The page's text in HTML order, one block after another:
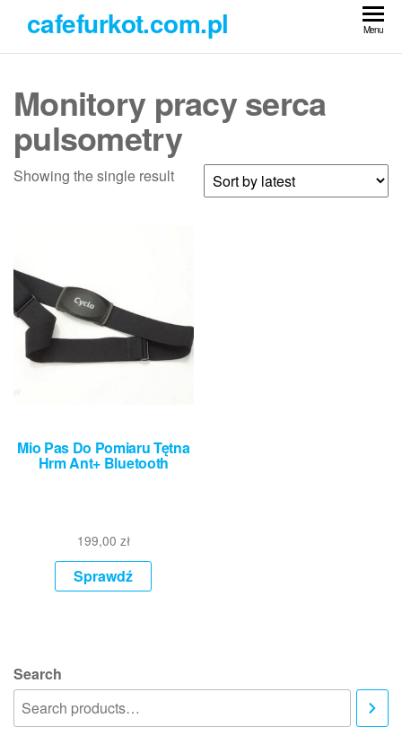
treści
cafefurkot.com.pl Menu
Monitory pracy serca
pulsometry
Showing the single result
Mio Pas Do Pomiaru Tętna
Hrm Ant+ Bluetooth
199,00 zł
Sprawdź
Search